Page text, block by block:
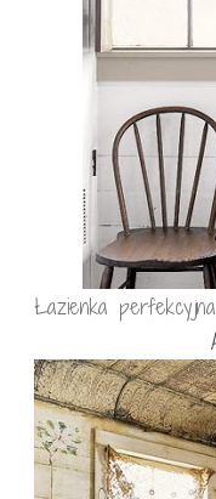
Łazienka